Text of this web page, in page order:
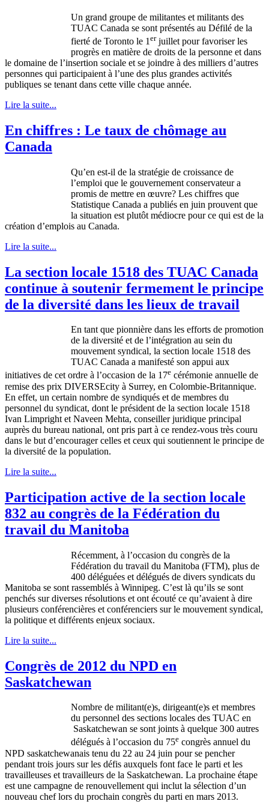
Un grand groupe de militantes et militants des
TUAC Canada se sont présentés au Défilé de la
fierté de Toronto le 1 erjuillet pour favoriser les
progrès en matière de droits de la personne et dans
le domaine de l’insertion sociale et se joindre à des milliers d’autres
personnes qui participaient à l’une des plus grandes activités
publiques se tenant dans cette ville chaque année.
Lire la suite...
En chiffres : Le taux de chômage au
Canada
Qu’en est-il de la stratégie de croissance de
l’emploi que le gouvernement conservateur a
promis de mettre en œuvre? Les chiffres que
Statistique Canada a publiés en juin prouvent que
la situation est plutôt médiocre pour ce qui est de la
création d’emplois au Canada.
Lire la suite...
La section locale 1518 des TUAC Canada
continue à soutenir fermement le principe
de la diversité dans les lieux de travail
En tant que pionnière dans les efforts de promotion
de la diversité et de l’intégration au sein du
mouvement syndical, la section locale 1518 des
TUAC Canada a manifesté son appui aux
initiatives de cet ordre à l’occasion de la 17e cérémonie annuelle de
remise des prix DIVERSEcity à Surrey, en Colombie-Britannique.
En effet, un certain nombre de syndiqués et de membres du
personnel du syndicat, dont le président de la section locale 1518
Ivan Limpright et Naveen Mehta, conseiller juridique principal
auprès du bureau national, ont pris part à ce rendez-vous très couru
dans le but d’encourager celles et ceux qui soutiennent le principe de
la diversité de la population.
Lire la suite...
Participation active de la section locale
832 au congrès de la Fédération du
travail du Manitoba
Récemment, à l’occasion du congrès de la
Fédération du travail du Manitoba (FTM), plus de
400 déléguées et délégués de divers syndicats du
Manitoba se sont rassemblés à Winnipeg. C’est là qu’ils se sont
penchés sur diverses résolutions et ont écouté ce qu’avaient à dire
plusieurs conférencières et conférenciers surle mouvement syndical,
la politique et différents enjeux sociaux.
Lire la suite...
Congrès de 2012 du NPD en
Saskatchewan
Nombre de militant(e)s, dirigeant(e)s et membres
du personnel des sections locales des TUAC en
Saskatchewan se sont joints à quelque 300 autres
délégués à l’occasion du 75e congrès annuel du
NPD saskatchewanais tenu du 22 au 24 juin pour se pencher
pendant trois jours sur les défis auxquels font face le parti et les
travailleuses et travailleurs de la Saskatchewan. La prochaine étape
est une campagne de renouvellement qui inclut la sélection d’un
nouveau chef lors du prochain congrès du parti en mars 2013.